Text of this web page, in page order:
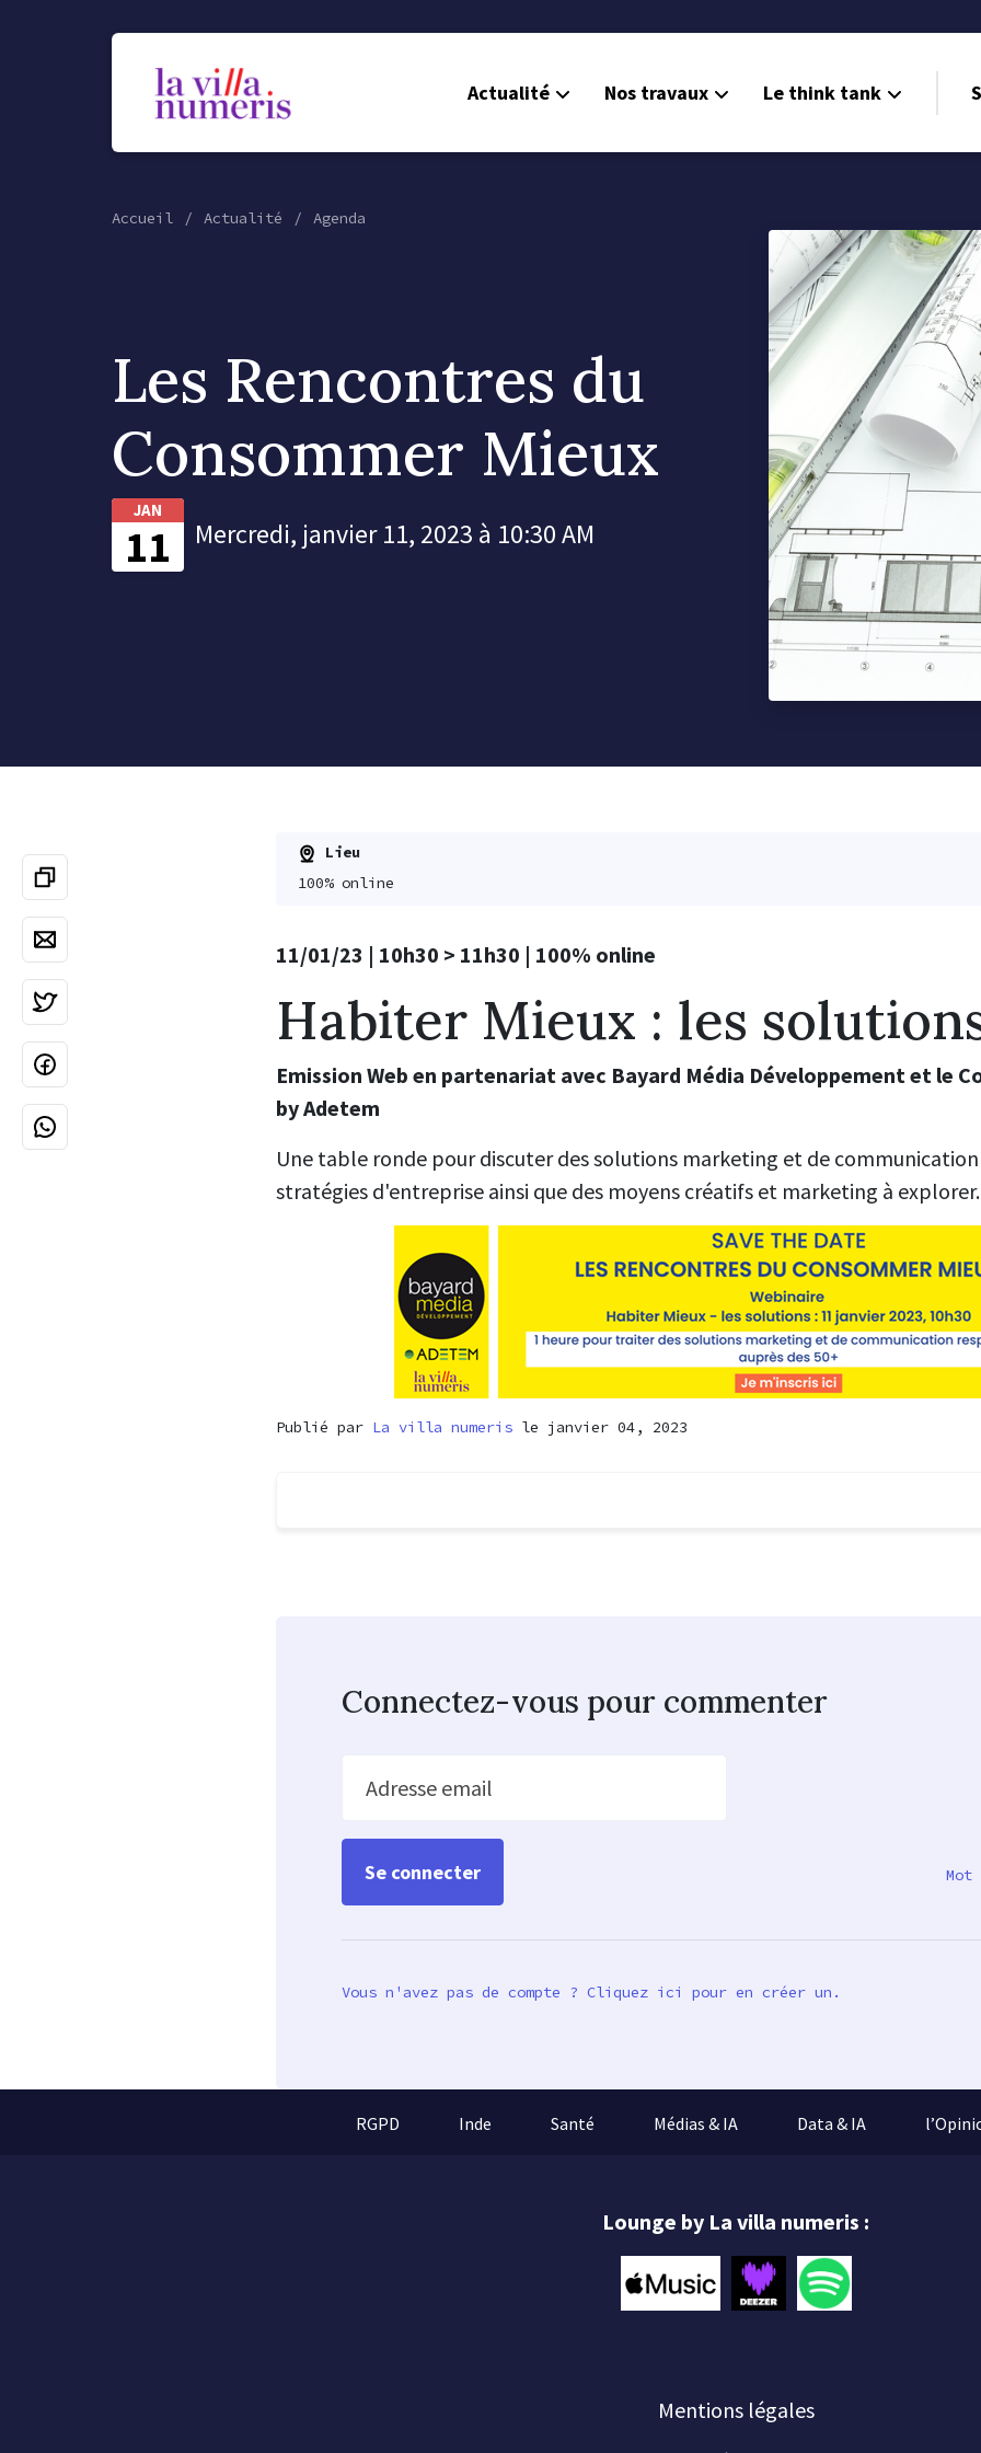
Actualité Nos travaux Le think tank
Accueil Actualité Agenda
Les Rencontres du
Consommer Mieux
JAN
11 Mercredi, janvier 11, 2023 à 10:30 AM
Lieu
100% online
11/01/23 | 10h30 > 11h30 | 100% online
Habiter Mieux : les
Emission Web en partenariat avec Bayard Média Développement et le
by Adetem
Une table ronde pour discuter des solutions marketing et de communication
stratégies d'entreprise ainsi que des moyens créatifs et marketing à explorer.
Publié par La villa numeris le janvier 04, 2023
Connectez-vous pour commenter
Adresse email
Mot
Vous n'avez pas de compte ? Cliquez ici pour en créer un.
RGPD Inde Santé Médias & IA Data & IA
Lounge by La villa numeris :
Mentions légales